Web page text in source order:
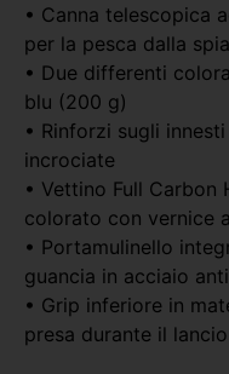
• Canna telescopica
per la pesca dalla
• Due differenti
blu (200 g)
• Rinforzi sugli
incrociate
• Vettino Full Carbon
colorato con vernice
• Portamulinello
guancia in acciaio
• Grip inferiore in
presa durante il lancio